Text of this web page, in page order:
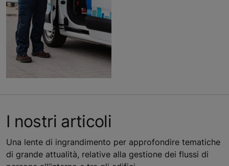
I nostri articoli
Una lente di ingrandimento per approfondire tematiche
di grande attualità, relative alla gestione dei flussi di